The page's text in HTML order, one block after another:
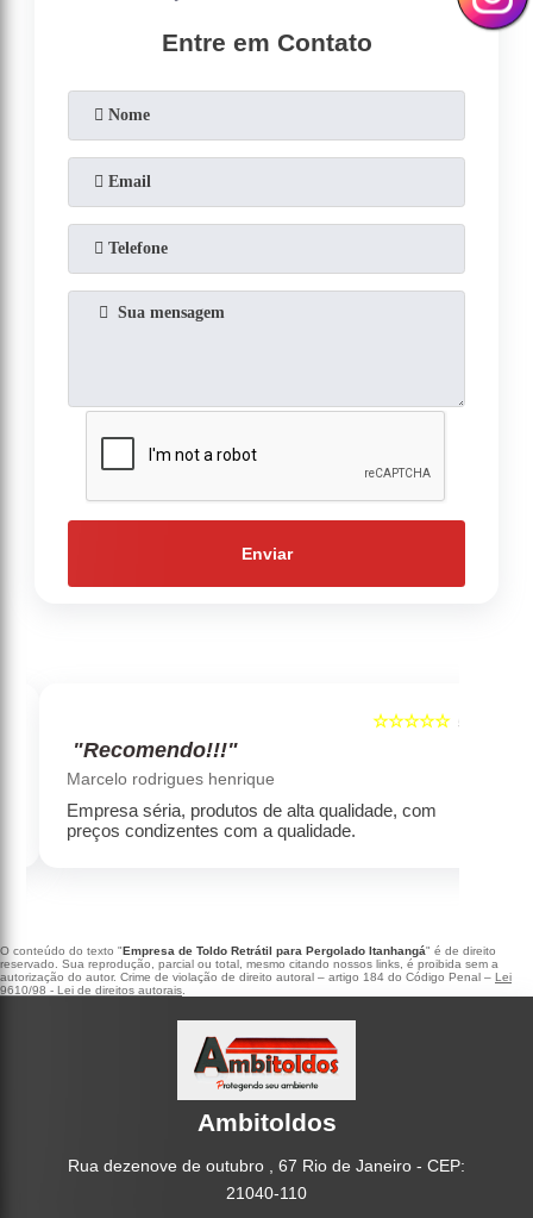
Entre em Contato
Enviar
5
☆☆☆☆☆
"Recomendo!!!"
Marcelo rodrigues henrique
Empresa séria, produtos de alta qualidade, com
preços condizentes com a qualidade.
O conteúdo do texto "Empresa de Toldo Retrátil para Pergolado Itanhangá" é de direito
reservado. Sua reprodução, parcial ou total, mesmo citando nossos links, é proibida sem a
autorização do autor. Crime de violação de direito autoral – artigo 184 do Código Penal – Lei
9610/98 - Lei de direitos autorais
Ambitoldos
Rua dezenove de outubro , 67 Rio de Janeiro - CEP:
21040-110